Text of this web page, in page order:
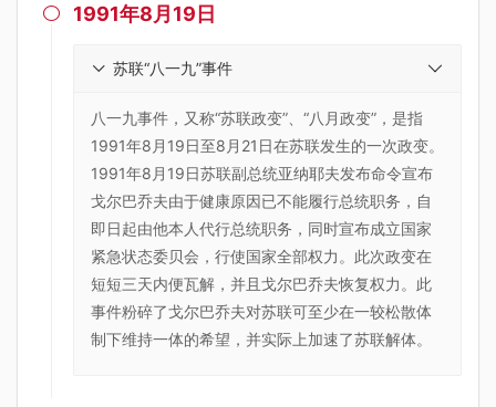
 1991年8月19日
苏联“八一九”事件
八一九事件，又称“苏联政变”、“八月政变”，是指
1991年8月19日至8月21日在苏联发生的一次政变。
1991年8月19日苏联副总统亚纳耶夫发布命令宣布
戈尔巴乔夫由于健康原因已不能履行总统职务，自
即日起由他本人代行总统职务，同时宣布成立国家
紧急状态委贝会，行使国家全部权力。此次政变在
短短三天内便瓦解，并且戈尔巴乔夫恢复权力。此
事件粉碎了戈尔巴乔夫对苏联可至少在一较松散体
制下维持一体的希望，并实际上加速了苏联解体。